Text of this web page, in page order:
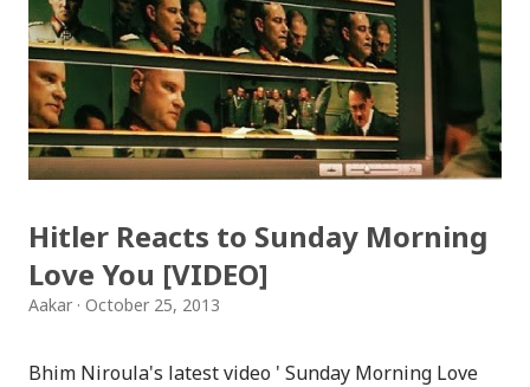
दोहोर्याउँछन् । अत: फेसबुक जिराफमय बनेकोछ । प्रश्न यस्तो छ,
"रातको ३ बजेकोछ, ढोकाको घन्टि बज्छ र तपाई उठ्नुहुन्छ । तपाईले
नसोचेका पाहुनाहरु (तपाईको आमा-बाबा) ब्रेकफास्टको लागि
आइपुगेकाछन् । तपाईसँग स्ट्रवेरी जाम, मह, वाइन, ब्रेड र चिज छ । अब
भन्नुस तपाई सबैभन्दा पहिले के खोल्नुहुन्छ?" प्रश्नको ...
Hitler Reacts to Sunday Morning
Love You [VIDEO]
Aakar October 25, 2013
Bhim Niroula's latest video ' Sunday Morning Love